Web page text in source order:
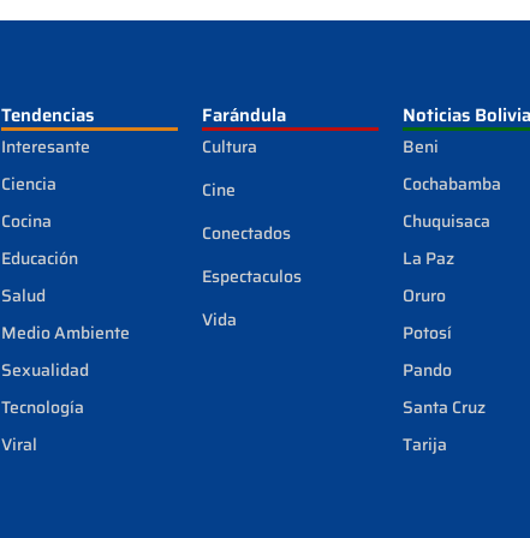
Tendencias
Interesante
Ciencia
Cocina
Educación
Salud
Medio Ambiente
Sexualidad
Tecnología
Viral
Farándula
Cultura
Cine
Conectados
Espectaculos
Vida
Noticias Bolivia
Beni
Cochabamba
Chuquisaca
La Paz
Oruro
Potosí
Pando
Santa Cruz
Tarija